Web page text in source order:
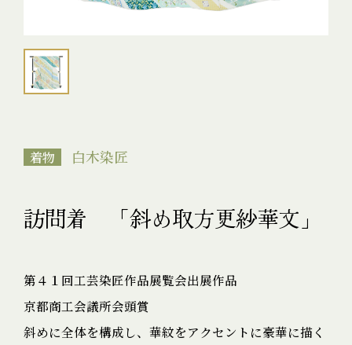
着物 白木染匠
訪問着 「斜め取方更紗華文」
第４１回工芸染匠作品展覧会出展作品
京都商工会議所会頭賞
斜めに全体を構成し、華紋をアクセントに豪華に描く